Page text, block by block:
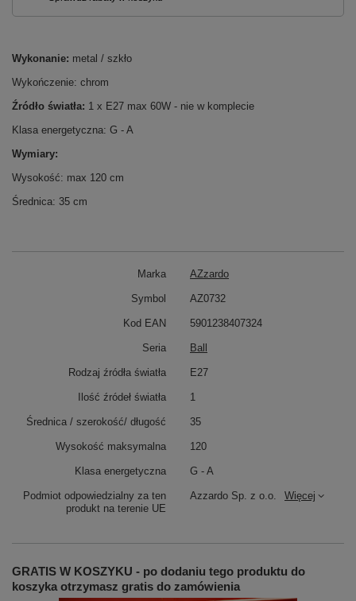
Wykonanie: metal / szkło
Wykończenie: chrom
Źródło światła: 1 x E27 max 60W - nie w komplecie
Klasa energetyczna: G - A
Wymiary:
Wysokość: max 120 cm
Średnica: 35 cm
Marka AZzardo
Podmiot odpowiedzialny za ten
produkt na terenie UE
Azzardo Sp. z o.o. Więcej
Symbol AZ0732
Kod EAN 5901238407324
Seria Ball
Rodzaj źródła światła E27
Ilość źródeł światła 1
Średnica / szerokość/ długość 35
Wysokość maksymalna 120
Klasa energetyczna G - A
GRATIS W KOSZYKU - po dodaniu tego produktu do
koszyka otrzymasz gratis do zamówienia